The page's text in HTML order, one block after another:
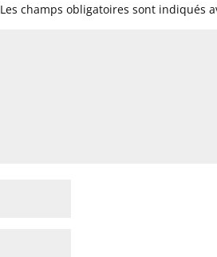
Les champs obligatoires sont indiqués